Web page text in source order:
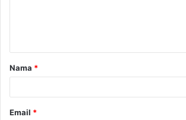
a
r
Nama *
Email *